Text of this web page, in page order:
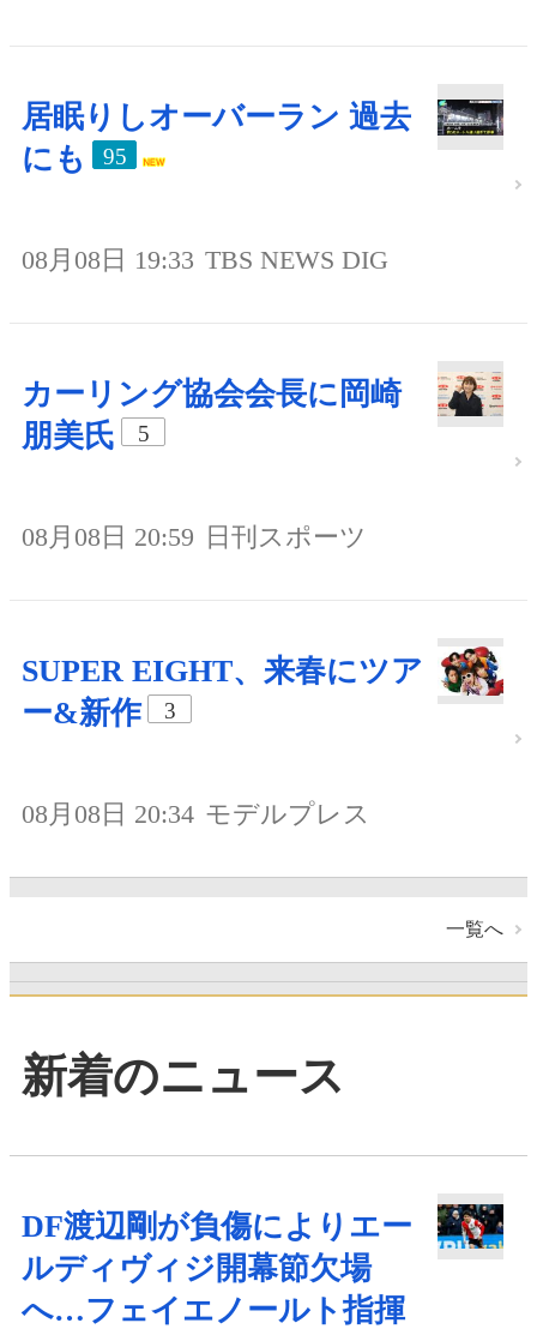
居眠りしオーバーラン 過去
にも
95
08月08日 19:33 TBS NEWS DIG
カーリング協会会長に岡崎
朋美氏
5
08月08日 20:59 日刊スポーツ
SUPER EIGHT、来春にツア
ー&新作
3
08月08日 20:34 モデルプレス
一覧へ
新着のニュース
DF渡辺剛が負傷によりエー
ルディヴィジ開幕節欠場
へ…フェイエノールト指揮